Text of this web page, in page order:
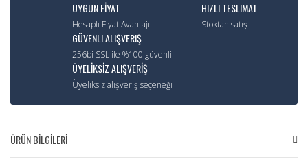
UYGUN FİYAT
Hesaplı Fiyat Avantajı
HIZLI TESLIMAT
Stoktan satış
GÜVENLI ALIŞVERIŞ
256bi SSL ile %100 güvenli
ÜYELİKSİZ ALIŞVERİŞ
Üyeliksiz alışveriş seçeneği
ÜRÜN BİLGİLERİ